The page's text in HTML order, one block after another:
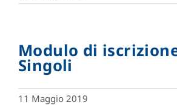
Modulo di
Singoli
11 Maggio 2019